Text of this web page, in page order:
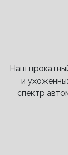
Наш
и
спектр